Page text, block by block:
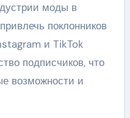
моды в
поклонников
и TikTok
подписчиков, что
возможности и